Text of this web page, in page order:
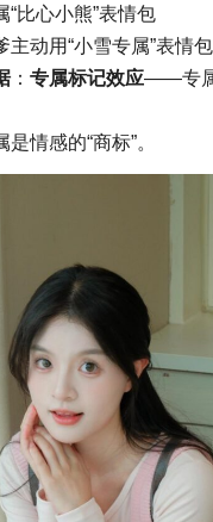
“比心小熊”表情包
主动用“小雪专属”表情包
： 专属标记效应——专
是情感的“商标”。